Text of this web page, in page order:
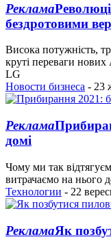
Реклама
бездротовими
Висока потужність,
круті переваги
LG
Новости бизнеса - 23
Реклама
домі
Чому ми так
витрачаємо на нього
Технологии - 22
РекламаЯк